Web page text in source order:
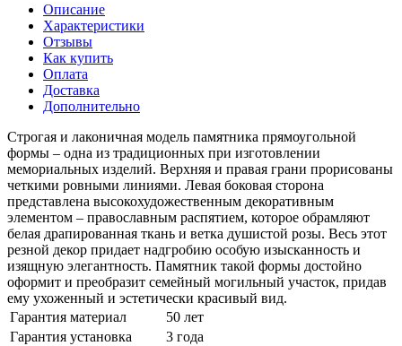
Описание
Характеристики
Отзывы
Как купить
Оплата
Доставка
Дополнительно
Строгая и лаконичная модель памятника прямоугольной
формы – одна из традиционных при изготовлении
мемориальных изделий. Верхняя и правая грани прорисованы
четкими ровными линиями. Левая боковая сторона
представлена высокохудожественным декоративным
элементом – православным распятием, которое обрамляют
белая драпированная ткань и ветка душистой розы. Весь этот
резной декор придает надгробию особую изысканность и
изящную элегантность. Памятник такой формы достойно
оформит и преобразит семейный могильный участок, придав
ему ухоженный и эстетически красивый вид.
Гарантия материал
50 лет
Гарантия установка
3 года